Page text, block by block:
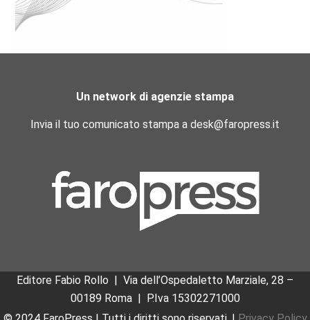
Un network di agenzie stampa
Invia il tuo comunicato stampa a desk@faropress.it
Editore Fabio Rollo | Via dell’Ospedaletto Marziale, 28 –
00189 Roma| P.Iva 15302271000